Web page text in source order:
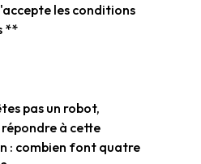
les conditions
**
pas un robot,
à cette
: combien font quatre